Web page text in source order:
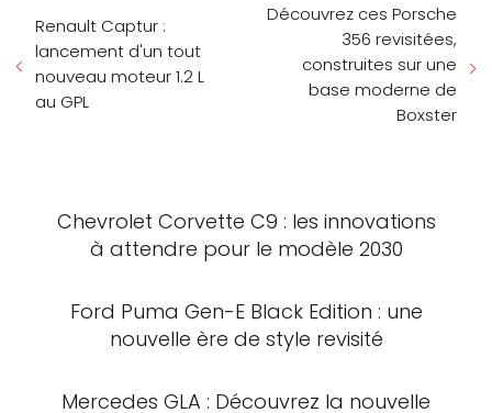
Renault Captur :
lancement d'un tout
nouveau moteur 1.2 L
au GPL
Découvrez ces Porsche
356 revisitées,
construites sur une
base moderne de
Boxster
Chevrolet Corvette C9 : les innovations
à attendre pour le modèle 2030
Ford Puma Gen-E Black Edition : une
nouvelle ère de style revisité
Mercedes GLA : Découvrez la nouvelle